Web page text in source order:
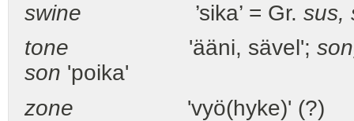
swine ’sika’ = Gr. sus,
tone 'ääni, sävel';
son 'poika'
zone 'vyö(hyke)' (?)